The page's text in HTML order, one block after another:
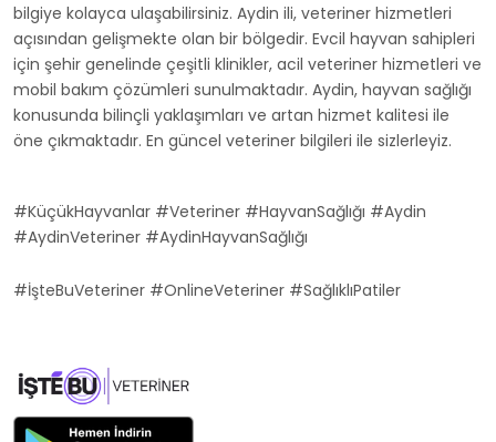
bilgiye kolayca ulaşabilirsiniz. Aydin ili, veteriner hizmetleri
açısından gelişmekte olan bir bölgedir. Evcil hayvan sahipleri
için şehir genelinde çeşitli klinikler, acil veteriner hizmetleri ve
mobil bakım çözümleri sunulmaktadır. Aydin, hayvan sağlığı
konusunda bilinçli yaklaşımları ve artan hizmet kalitesi ile
öne çıkmaktadır. En güncel veteriner bilgileri ile sizlerleyiz.
#KüçükHayvanlar #Veteriner #HayvanSağlığı #Aydin
#AydinVeteriner #AydinHayvanSağlığı
#İşteBuVeteriner #OnlineVeteriner #SağlıklıPatiler